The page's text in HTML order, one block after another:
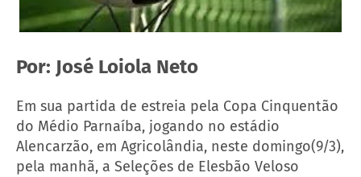
Por: José Loiola Neto
Em sua partida de estreia pela Copa Cinquentão
do Médio Parnaíba, jogando no estádio
Alencarzão, em Agricolândia, neste domingo(9/3),
pela manhã, a Seleções de Elesbão Veloso